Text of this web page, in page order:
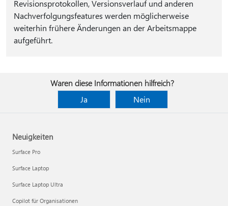
Revisionsprotokollen, Versionsverlauf und anderen
Nachverfolgungsfeatures werden möglicherweise
weiterhin frühere Änderungen an der Arbeitsmappe
aufgeführt.
Waren diese Informationen hilfreich?
Ja
Nein
Neuigkeiten
Surface Pro
Surface Laptop
Surface Laptop Ultra
Copilot für Organisationen